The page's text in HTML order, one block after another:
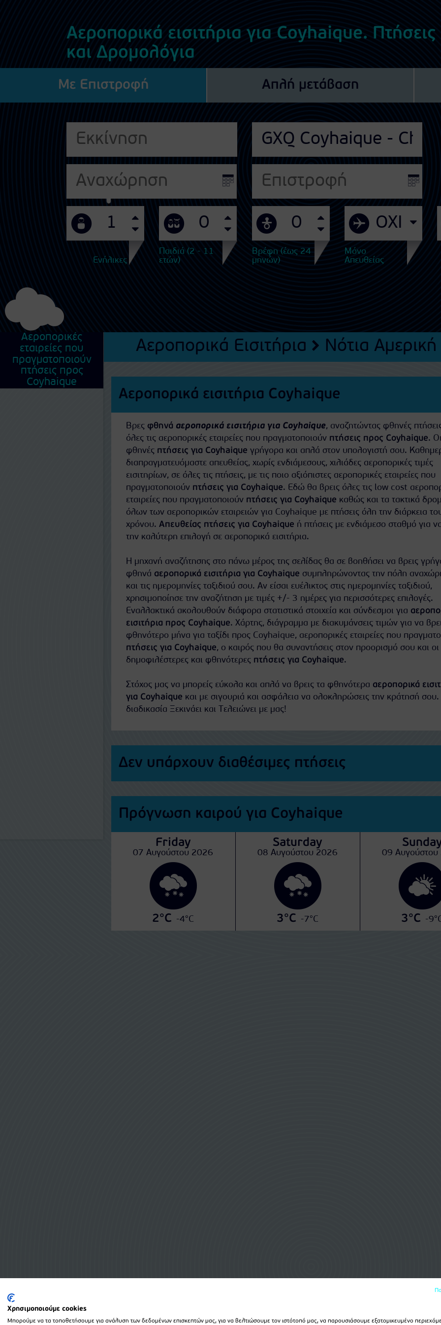
Αεροπορικά εισιτήρια για Coyhaique. Πτήσεις
και Δρομολόγια
Με Επιστροφή Απλή μετάβαση
Ενήλικες
Παιδιά (2 - 11
ετών)
Βρέφη (έως 24
μηνών)
Μόνο
Απευθείας
Αεροπορικές
εταιρείες που
πραγματοποιούν
πτήσεις προς
Coyhaique
Αεροπορικά Εισιτήρια Νότια Αμερική
Αεροπορικά εισιτήρια Coyhaique
Βρες φθηνά αεροπορικά εισιτήρια για Coyhaique, αναζητώντας φθηνές
όλες τις αεροπορικές εταιρείες που πραγματοποιούν πτήσεις προς Coyhaique.
φθηνές πτήσεις για Coyhaique γρήγορα και απλά στον υπολογιστή σου.
διαπραγματευόμαστε απευθείας, χωρίς ενδιάμεσους, χιλιάδες αεροπορικές τιμές
εισιτηρίων, σε όλες τις πτήσεις, με τις ποιο αξιόπιστες αεροπορικές εταιρείες που
πραγματοποιούν πτήσεις για Coyhaique. Εδώ θα βρεις όλες τις low cost
εταιρείες που πραγματοποιούν πτήσεις για Coyhaique καθώς και τα τακτικά
όλων των αεροπορικών εταιρειών για Coyhaique με πτήσεις όλη την διάρκεια
χρόνου. Απευθείας πτήσεις για Coyhaique ή πτήσεις με ενδιάμεσο σταθμό για
την καλύτερη επιλογή σε αεροπορικά εισιτήρια.
Η μηχανή αναζήτησης στο πάνω μέρος της σελίδας θα σε βοηθήσει να βρεις
φθηνά αεροπορικά εισιτήρια για Coyhaique συμπληρώνοντας την πόλη
και τις ημερομηνίες ταξιδιού σου. Αν είσαι ευέλικτος στις ημερομηνίες ταξιδιού,
χρησιμοποίησε την αναζήτηση με τιμές +/- 3 ημέρες για περισσότερες επιλογές.
Εναλλακτικά ακολουθούν διάφορα στατιστικά στοιχεία και σύνδεσμοι για
εισιτήρια προς Coyhaique. Χάρτης, διάγραμμα με διακυμάνσεις τιμών για να
φθηνότερο μήνα για ταξίδι προς Coyhaique, αεροπορικές εταιρείες που
πτήσεις για Coyhaique, ο καιρός που θα συναντήσεις στον προορισμό σου και οι
δημοφιλέστερες και φθηνότερες πτήσεις για Coyhaique.
Στόχος μας να μπορείς εύκολα και απλά να βρεις τα φθηνότερα αεροπορικά
για Coyhaique και με σιγουριά και ασφάλεια να ολοκληρώσεις την κράτησή
διαδικασία Ξεκινάει και Τελειώνει με μας!
Δεν υπάρχουν διαθέσιμες πτήσεις
Πρόγνωση καιρού για Coyhaique
Friday
07 Αυγούστου 2026
2°C -4°C
Saturday
08 Αυγούστου 2026
3°C -7°C
09
3°C -
Χρησιμοποιούμε cookies
Μπορούμε να τα τοποθετήσουμε για ανάλυση των δεδομένων επισκεπτών μας, για να βελτιώσουμε τον ιστότοπό μας, να παρουσιάσουμε εξατομικευμένο